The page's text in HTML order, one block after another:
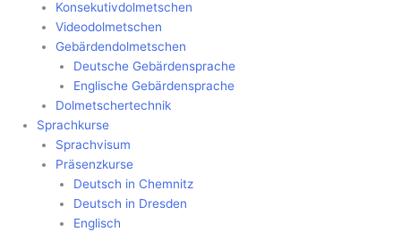
Konsekutivdolmetschen
Videodolmetschen
Gebärdendolmetschen
Deutsche Gebärdensprache
Englische Gebärdensprache
Dolmetschertechnik
Sprachkurse
Sprachvisum
Präsenzkurse
Deutsch in Chemnitz
Deutsch in Dresden
Englisch